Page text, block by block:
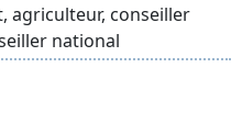
agriculteur, conseiller
national